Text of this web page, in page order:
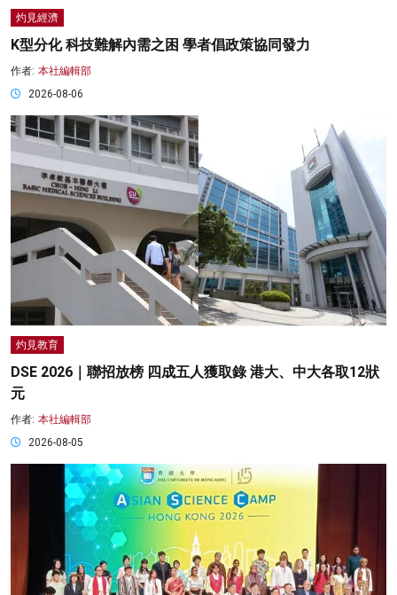
灼見經濟
K型分化 科技難解內需之困 學者倡政策協同發力
作者: 本社編輯部
2026-08-06
灼見教育
DSE 2026｜聯招放榜 四成五人獲取錄 港大、中大各取12狀
元
作者: 本社編輯部
2026-08-05